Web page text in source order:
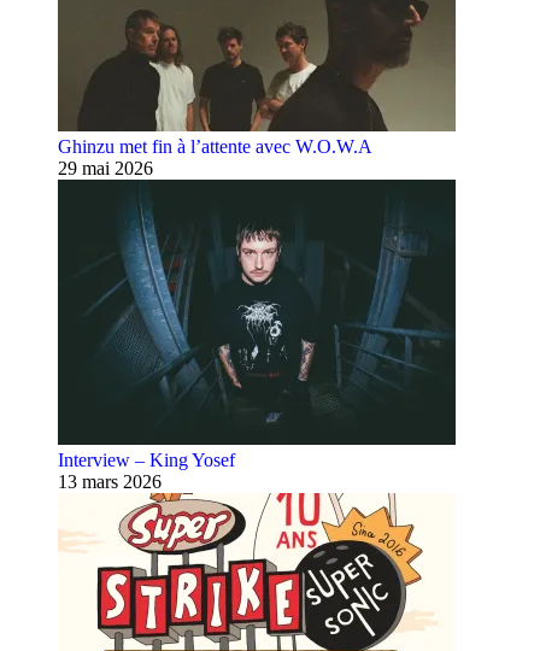
Ghinzu met fin à l’attente avec W.O.W.A
29 mai 2026
Interview – King Yosef
13 mars 2026